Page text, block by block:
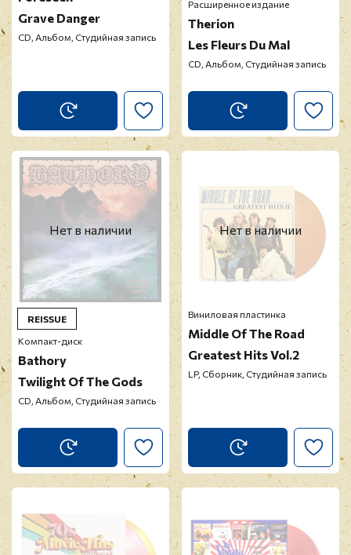
Grave Danger
CD, Альбом, Студийная запись
Расширенное издание
Therion
Les Fleurs Du Mal
CD, Альбом, Студийная запись
Нет в наличии
REISSUE
Компакт-диск
Bathory
Twilight Of The Gods
CD, Альбом, Студийная запись
Нет в наличии
Виниловая пластинка
Middle Of The Road
Greatest Hits Vol.2
LP, Сборник, Студийная запись